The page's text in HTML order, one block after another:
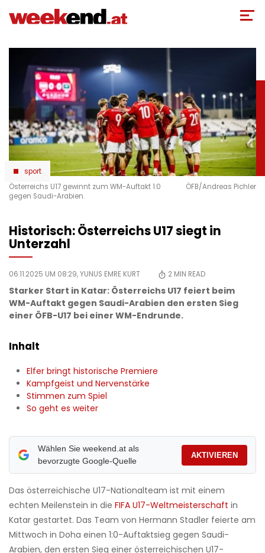
zum
sport
Österreichs U17 gewinnt zum WM-Auftakt 1:0
gegen Saudi-Arabien.
ÖFB/Andreas Pichler
Historisch: Österreichs U17 siegt in
Unterzahl
06.11.2025 UM 08:29,YUNUS EMRE KURT 2 MIN READ
Starker Start in Katar: Österreichs U17 feiert beim
WM-Auftakt gegen Saudi-Arabien den ersten Sieg
einer ÖFB-U17 bei einer WM-Endrunde.
Inhalt
Elfer bringt historische Premiere
Kampfgeist und Nervenstärke
Stimmen zum Spiel
So geht es weiter
Wählen Sie weekend.at als
bevorzugte Google-Quelle
AKTIVIEREN
Das österreichische U17-Nationalteam ist mit einem
echten Meilenstein in die FIFA U17-Weltmeisterschaft in
Katar gestartet. Das Team von Hermann Stadler feierte am
Mittwoch in Doha einen 1:0-Auftaktsieg gegen Saudi-
Arabien, den ersten Sieg einer österreichischen U17-